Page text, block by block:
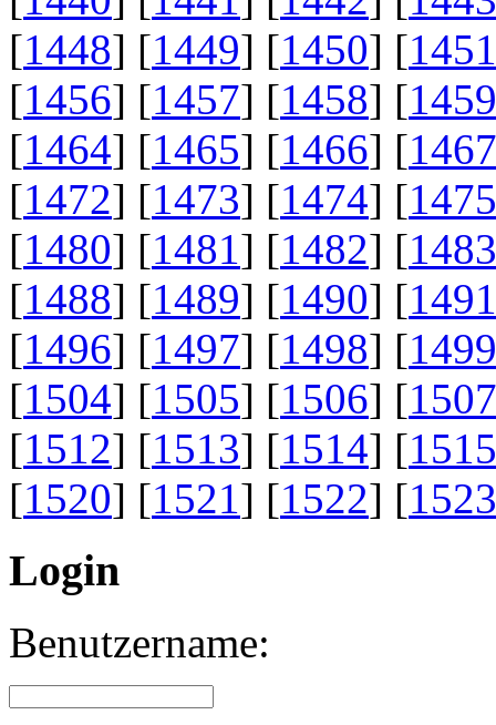
[1448] [1449] [1450] [1451
[1456] [1457] [1458] [1459
[1464] [1465] [1466] [1467
[1472] [1473] [1474] [1475
[1480] [1481] [1482] [1483
[1488] [1489] [1490] [1491
[1496] [1497] [1498] [1499
[1504] [1505] [1506] [1507
[1512] [1513] [1514] [1515
[1520] [1521] [1522] [1523
Login
Benutzername: